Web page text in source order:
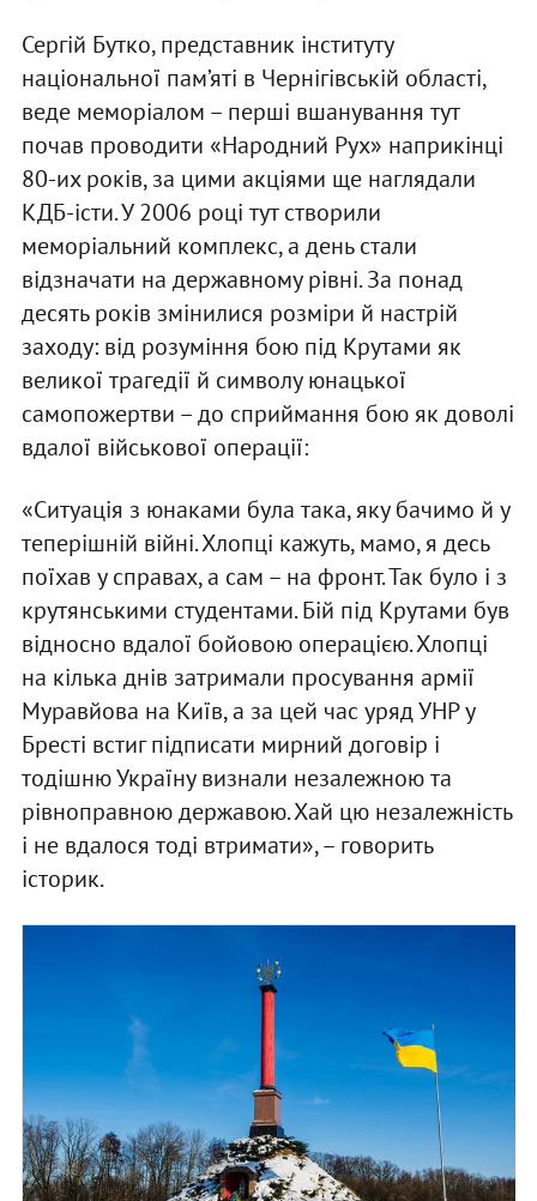
Сергій Бутко, представник інституту
національної пам’яті в Чернігівській області,
веде меморіалом – перші вшанування тут
почав проводити «Народний Рух» наприкінці
80-их років, за цими акціями ще наглядали
КДБ-істи. У 2006 році тут створили
меморіальний комплекс, а день стали
відзначати на державному рівні. За понад
десять років змінилися розміри й настрій
заходу: від розуміння бою під Крутами як
великої трагедії й символу юнацької
самопожертви – до сприймання бою як доволі
вдалої військової операції:
«Ситуація з юнаками була така, яку бачимо й у
теперішній війні. Хлопці кажуть, мамо, я десь
поїхав у справах, а сам – на фронт. Так було і з
крутянськими студентами. Бій під Крутами був
відносно вдалої бойовою операцією. Хлопці
на кілька днів затримали просування армії
Муравйова на Київ, а за цей час уряд УНР у
Бресті встиг підписати мирний договір і
тодішню Україну визнали незалежною та
рівноправною державою. Хай цю незалежність
і не вдалося тоді втримати», – говорить
історик.